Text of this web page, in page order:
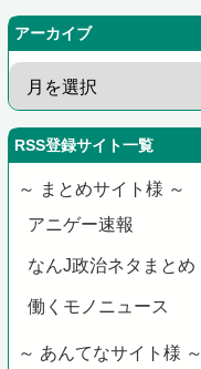
アーカイブ
RSS登録サイト一覧
～ まとめサイト様 ～
アニゲー速報
なんJ政治ネタまとめ
働くモノニュース
～ あんてなサイト様 ～